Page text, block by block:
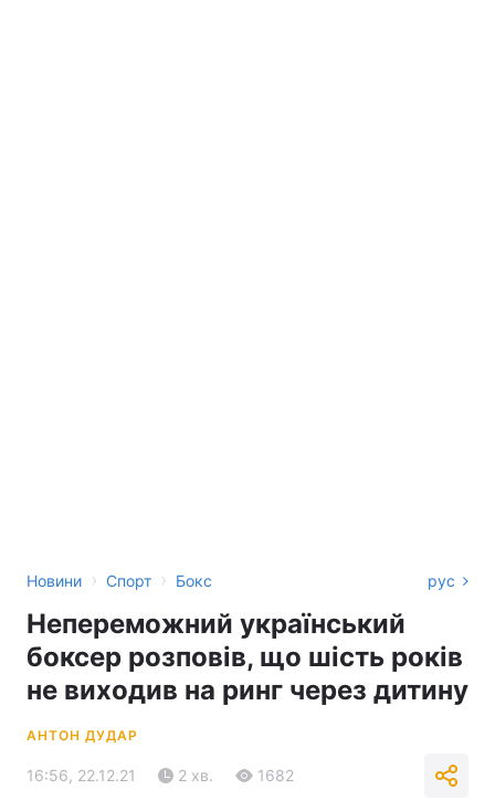
Новини › Спорт › Бокс рус
Непереможний український
боксер розповів, що шість років
не виходив на ринг через дитину
АНТОН ДУДАР
16:56, 22.12.21 2 хв. 1682